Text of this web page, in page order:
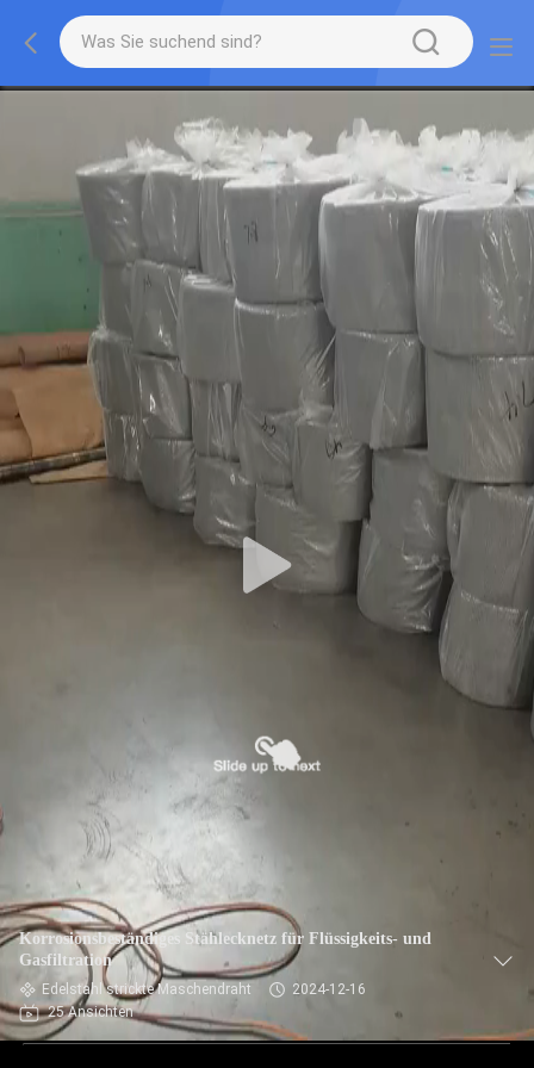
Korrosionsbeständiges Stählecknetz für Flüssigkeits- und
Gasfiltration
Edelstahl strickte Maschendraht
2024-12-16
25 Ansichten